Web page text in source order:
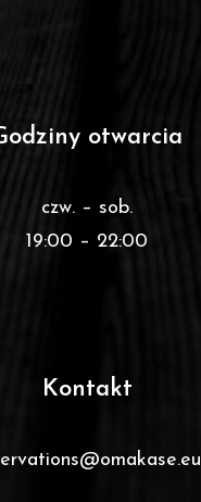
otwarcia
czw. – sob.
19:00 – 22:00
Kontakt